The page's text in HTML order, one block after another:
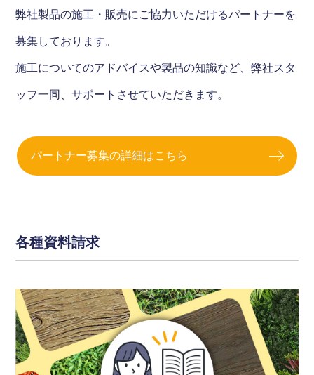
弊社製品の施工・販売にご協力いただけるパートナーを
募集しております。
施工についてのアドバイスや製品の知識など、弊社スタ
ッフ一同、サポートさせていただきます。
パートナー募集の詳細はこちら
各種資料請求